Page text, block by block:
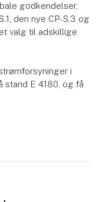
godkendelser,
den nye CP-S.3 og
valg til adskillige
i
stand E 4180, og få